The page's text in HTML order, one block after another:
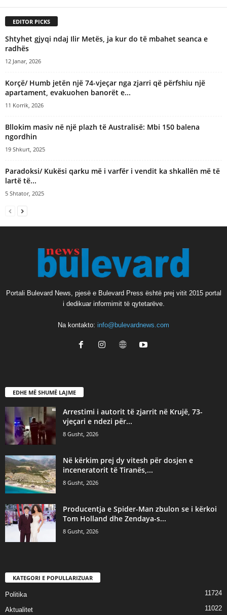
EDITOR PICKS
Shtyhet gjyqi ndaj Ilir Metës, ja kur do të mbahet seanca e
radhës
12 Janar, 2026
Korçë/ Humb jetën një 74-vjeçar nga zjarri që përfshiu një
apartament, evakuohen banorët e...
11 Korrik, 2026
Bllokim masiv në një plazh të Australisë: Mbi 150 balena
ngordhin
19 Shkurt, 2025
Paradoksi/ Kukësi qarku më i varfër i vendit ka shkallën më të
lartë të...
5 Shtator, 2025
Portali Bulevard News, pjesë e Bulevard Press është prej vitit 2015 portal
i dedikuar informimit të qytetarëve.
Na kontakto: info@bulevardnews.com
EDHE MË SHUMË LAJME
Arrestimi i autorit të zjarrit në Krujë, 73-
vjeçari e ndezi për...
8 Gusht, 2026
Në kërkim prej dy vitesh për dosjen e
inceneratorit të Tiranës,...
8 Gusht, 2026
Producentja e Spider-Man zbulon se i kërkoi
Tom Holland dhe Zendaya-s...
8 Gusht, 2026
KATEGORI E POPULLARIZUAR
Politika 11724
Aktualitet 11022